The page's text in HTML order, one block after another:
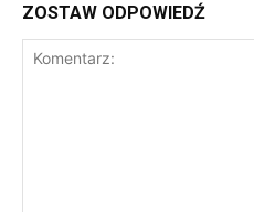
ZOSTAW ODPOWIEDŹ